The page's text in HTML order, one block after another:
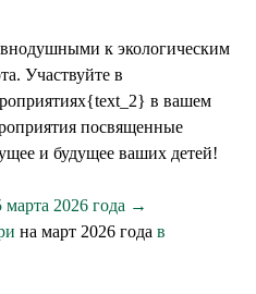
к экологическим
Участвуйте в
в вашем
посвященные
и будущее ваших детей!
марта 2026 года →
на март 2026 года в